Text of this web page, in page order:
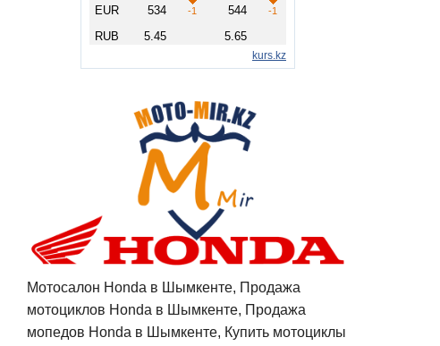
Мотосалон Honda в Шымкенте, Продажа
мотоциклов Honda в Шымкенте, Продажа
мопедов Honda в Шымкенте, Купить мотоциклы